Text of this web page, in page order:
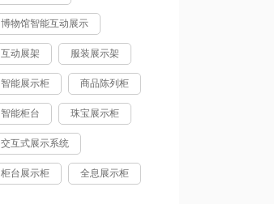
博物馆智能互动展示
互动展架 服装展示架
智能展示柜 商品陈列柜
智能柜台 珠宝展示柜
交互式展示系统
柜台展示柜 全息展示柜